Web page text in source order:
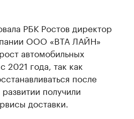
РБК Ростов директор
ООО «ВТА ЛАЙН»
автомобильных
2021 года, так как
после
получили
доставки.